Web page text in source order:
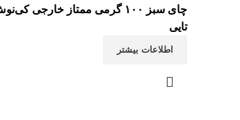
تایی
اطلاعات بیشتر